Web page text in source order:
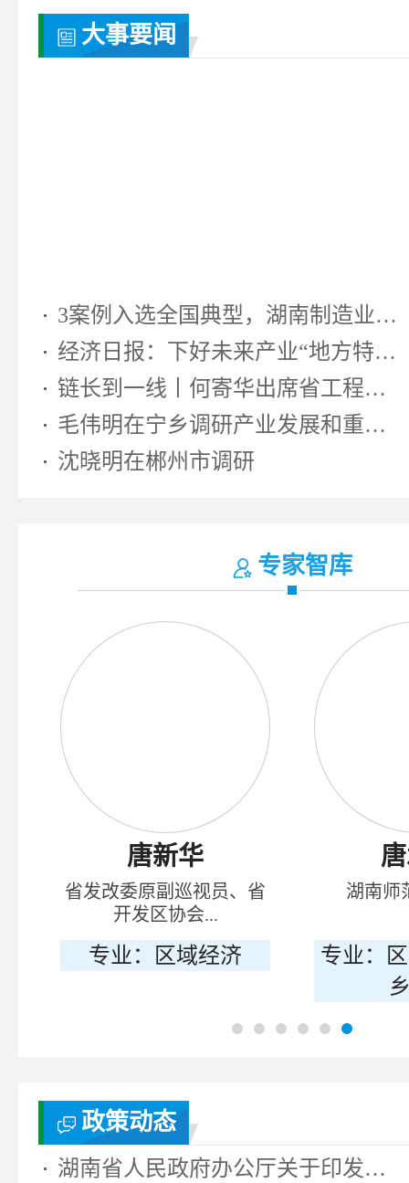
大事要闻
3案例入选全国典型，湖南制造业靠...
经济日报：下好未来产业“地方特色...
链长到一线丨何寄华出席省工程机...
毛伟明在宁乡调研产业发展和重大...
沈晓明在郴州市调研
专家智库
唐新华
省发改委原副巡视员、省
开发区协会...
专业：区域经济
湖南师
专业：
政策动态
湖南省人民政府办公厅关于印发《湖...